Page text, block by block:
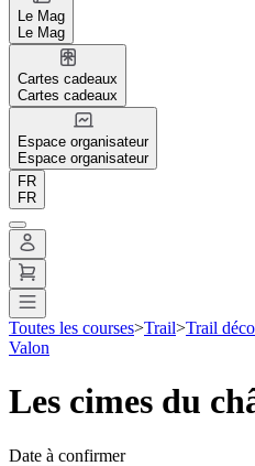
Le Mag
Le Mag
Cartes cadeaux
Cartes cadeaux
Espace organisateur
Espace organisateur
FR
FR
Toutes les courses>Trail>Trail
Valon
Les cimes du
Date à confirmer